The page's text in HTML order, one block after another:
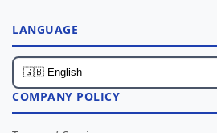
LANGUAGE
COMPANY POLICY